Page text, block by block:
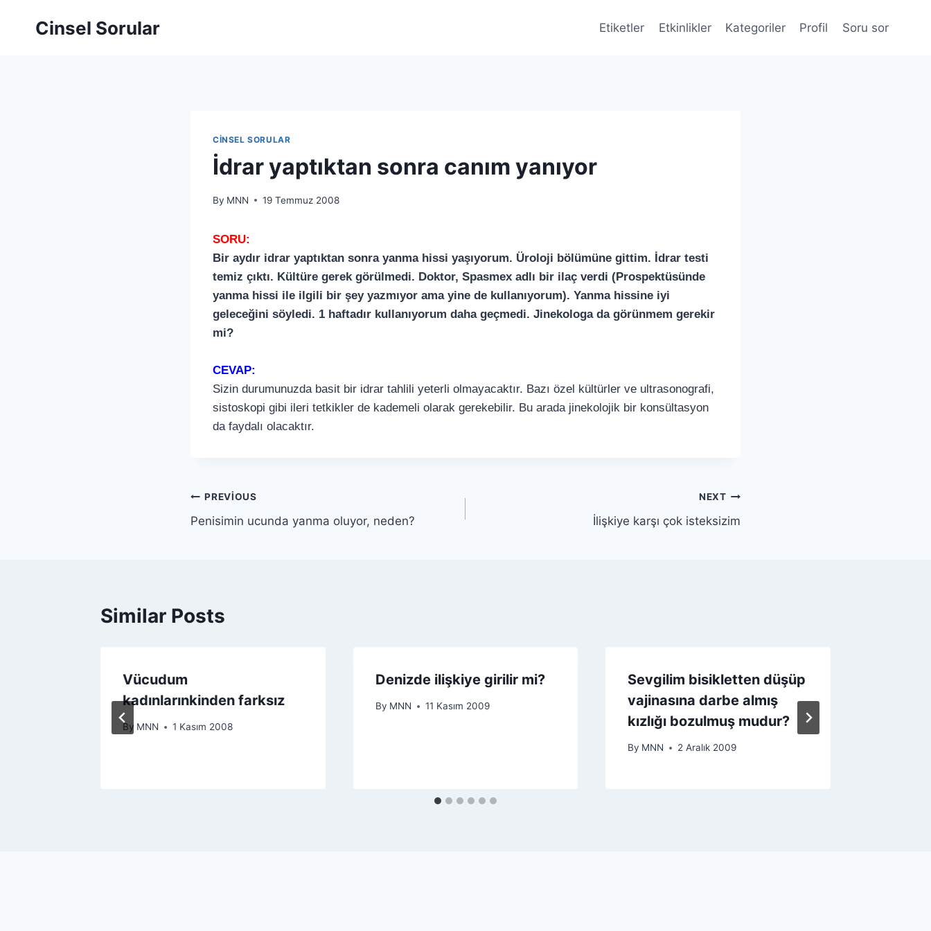
Cinsel Sorular Etiketler Etkinlikler Kategoriler Profil Soru sor
CINSEL SORULAR
İdrar yaptıktan sonra canım yanıyor
By MNN 19 Temmuz 2008
SORU:
Bir aydır idrar yaptıktan sonra yanma hissi yaşıyorum. Üroloji bölümüne gittim. İdrar testi
temiz çıktı. Kültüre gerek görülmedi. Doktor, Spasmex adlı bir ilaç verdi (Prospektüsünde
yanma hissi ile ilgili bir şey yazmıyor ama yine de kullanıyorum). Yanma hissine iyi
geleceğini söyledi. 1 haftadır kullanıyorum daha geçmedi. Jinekologa da görünmem gerekir
mi?
CEVAP:
Sizin durumunuzda basit bir idrar tahlili yeterli olmayacaktır. Bazı özel kültürler ve ultrasonografi,
sistoskopi gibi ileri tetkikler de kademeli olarak gerekebilir. Bu arada jinekolojik bir konsültasyon
da faydalı olacaktır.
PREVIOUS
Penisimin ucunda yanma oluyor, neden?
NEXT
İlişkiye karşı çok isteksizim
Similar Posts
Vücudum
kadınlarınkinden farksız
By MNN 1 Kasım 2008
Denizde ilişkiye girilir mi?
By MNN 11 Kasım 2009
Sevgilim bisikletten düşüp
vajinasına darbe almış
kızlığı bozulmuş mudur?
By MNN 2 Aralık 2009